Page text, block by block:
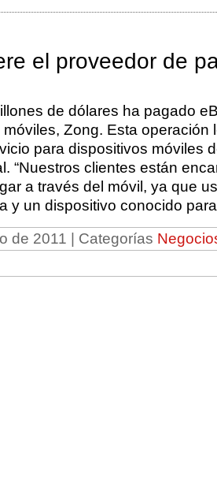
el proveedor de
de dólares ha pagado
móviles, Zong. Esta operación
para dispositivos móviles
“Nuestros clientes están
a través del móvil, ya que
y un dispositivo conocido para
de 2011 | Categorías